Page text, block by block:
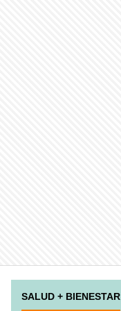
SALUD + BIENESTAR